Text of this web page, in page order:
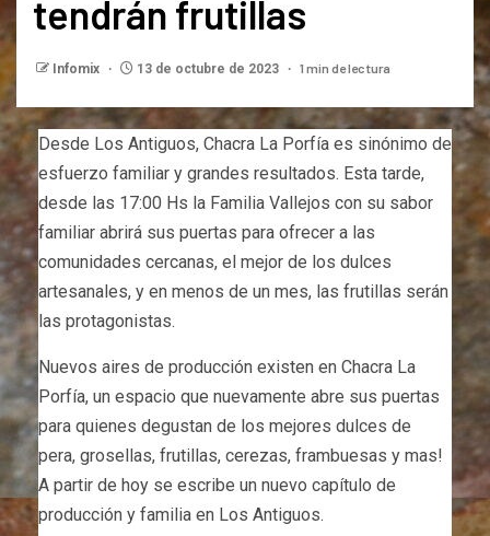
tendrán frutillas
Infomix 13 de octubre de 2023 1 min de lectura
Desde Los Antiguos, Chacra La Porfía es sinónimo de
esfuerzo familiar y grandes resultados. Esta tarde,
desde las 17:00 Hs la Familia Vallejos con su sabor
familiar abrirá sus puertas para ofrecer a las
comunidades cercanas, el mejor de los dulces
artesanales, y en menos de un mes, las frutillas serán
las protagonistas.
Nuevos aires de producción existen en Chacra La
Porfía, un espacio que nuevamente abre sus puertas
para quienes degustan de los mejores dulces de
pera, grosellas, frutillas, cerezas, frambuesas y mas!
A partir de hoy se escribe un nuevo capítulo de
producción y familia en Los Antiguos.